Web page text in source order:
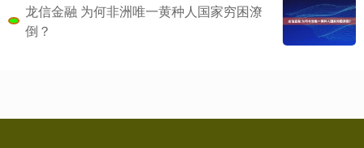
龙信金融 为何非洲唯一黄种人国家穷困潦
倒？